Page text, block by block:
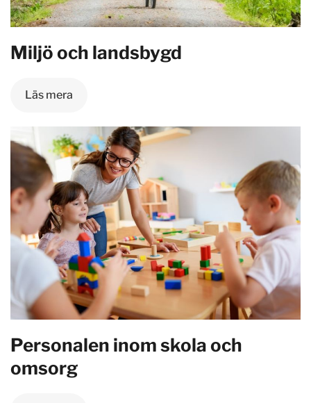
Miljö och landsbygd
Läs mera
Personalen inom skola och
omsorg